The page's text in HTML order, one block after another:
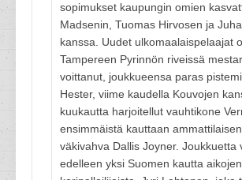
sopimukset kaupungin omien
Madsenin, Tuomas Hirvosen ja
kanssa. Uudet ulkomaalaispelaajat
Tampereen Pyrinnön riveissä
voittanut, joukkueensa paras
Hester, viime kaudella Kouvojen
kuukautta harjoitellut vauhtikone
ensimmäistä kauttaan
väkivahva Dallis Joyner. Joukkuetta
edelleen yksi Suomen kautta